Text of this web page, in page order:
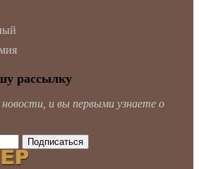
рассылку
и вы первыми узнаете о